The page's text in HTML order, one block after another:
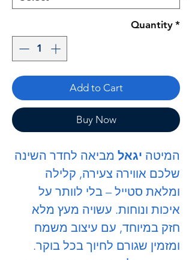
Quantity *
Add to Cart
Buy Now
המיטה יגאל מביאה לחדר השינה
שלכם אווירה צעירה, קלילה
ומלאת סטייל – בלי לוותר על
איכות ונוחות. עשויה מעץ מלא
חזק במיוחד, עם עיצוב משמח
ומזמין שגורם לחיוך בכל בוקר.